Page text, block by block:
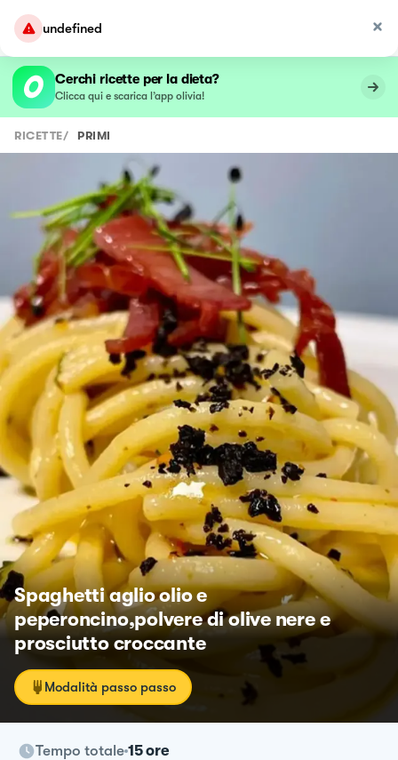
undefined
Cerchi ricette per la dieta?
Clicca qui e scarica l’app olivia!
RICETTE/ PRIMI
Spaghetti aglio olio e
peperoncino,polvere di olive nere e
prosciutto croccante
Modalità passo passo
Tempo totale 15 ore